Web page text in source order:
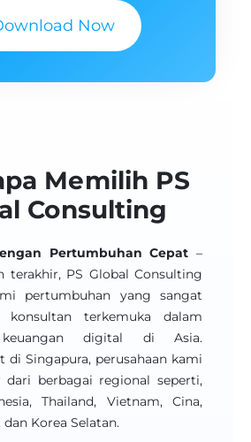
Now
Memilih PS
Consulting
Pertumbuhan Cepat –
terakhir, PS Global Consulting
pertumbuhan yang sangat
konsultan terkemuka dalam
keuangan digital di Asia.
di Singapura, perusahaan kami
dari berbagai regional seperti,
Thailand, Vietnam, Cina,
dan Korea Selatan.